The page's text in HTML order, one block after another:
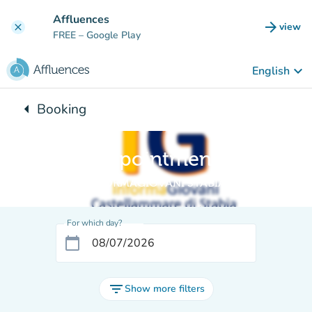
clear Affluences
FREE – Google Play arrow_forward view
(new
English keyboard_arrow_down
arrow_leftBack to:
Booking
Appointment
INFORMAGIOVANI STABIA
For which day?
calendar_today
filter_listShow more filters